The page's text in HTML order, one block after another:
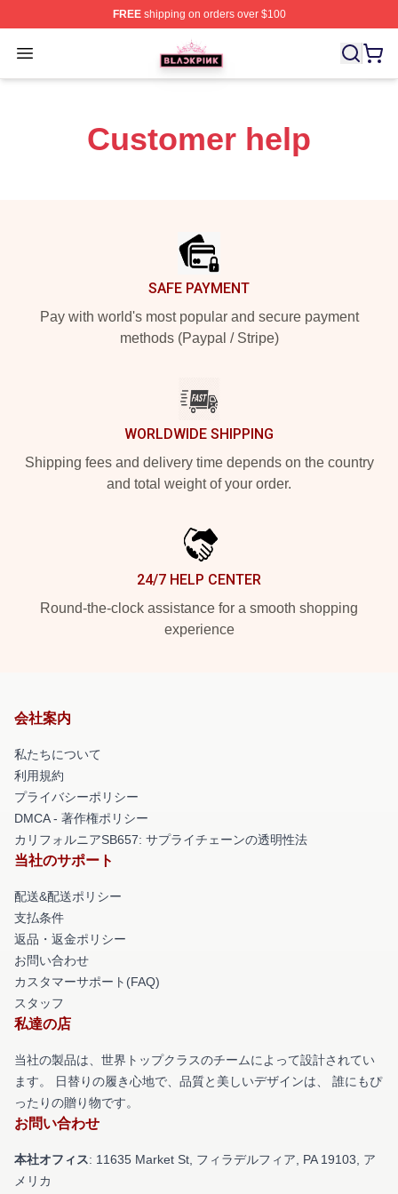
FREEshipping on orders over $100
Open menu
BLACKPINK Shop - Official BLACKPINK Merchandise
Customer help
SAFE PAYMENT
Pay with world's most popular and secure payment
methods (Paypal / Stripe)
WORLDWIDE SHIPPING
Shipping fees and delivery time depends on the country
and total weight of your order.
24/7 HELP CENTER
Round-the-clock assistance for a smooth shopping
experience
会社案内
私たちについて
利用規約
プライバシーポリシー
DMCA - 著作権ポリシー
カリフォルニアSB657: サプライチェーンの透明性法
当社のサポート
配送&配送ポリシー
支払条件
返品・返金ポリシー
お問い合わせ
カスタマーサポート(FAQ)
スタッフ
私達の店
当社の製品は、世界トップクラスのチームによって設計されてい
ます。 日替りの履き心地で、品質と美しいデザインは、 誰にもぴ
ったりの贈り物です。
お問い合わせ
本社オフィス: 11635 Market St, フィラデルフィア, PA 19103, ア
メリカ